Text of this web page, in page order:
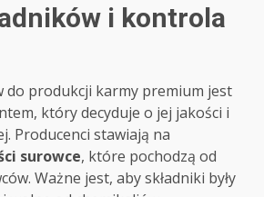
i kontrola
do produkcji karmy premium jest
który decyduje o jej jakości i
Producenci stawiają na
surowce, które pochodzą od
Ważne jest, aby składniki były